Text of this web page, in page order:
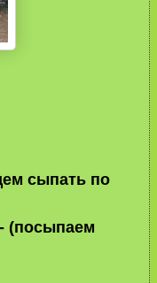
сыпать по
(посыпаем